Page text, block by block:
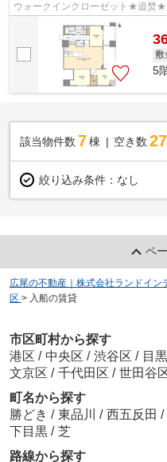
ウォークインクローゼット★追
宅配BOX★24時間ゴミ出し可★
敷
5
該当物件数 7棟 空き数 27
絞り込み条件： なし
ペ
広尾の不動産｜株式会社ランドイン
区 > 入船の賃貸
市区町村から探す
港区 / 中央区 / 渋谷区 / 目
文京区 / 千代田区 / 世田谷
町名から探す
勝どき / 東品川 / 西五反田 /
下目黒 / 芝
路線から探す